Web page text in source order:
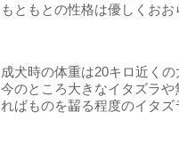
もともとの性格は優しくおお
成犬時の体重は20キロ近く
今のところ大きなイタズラ
ればものを齧る程度のイタズ